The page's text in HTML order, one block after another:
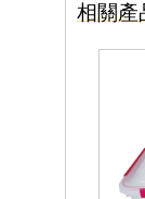
相關產